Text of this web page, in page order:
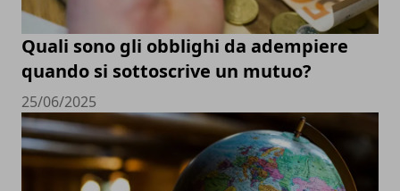
Quali sono gli obblighi da adempiere
quando si sottoscrive un mutuo?
25/06/2025